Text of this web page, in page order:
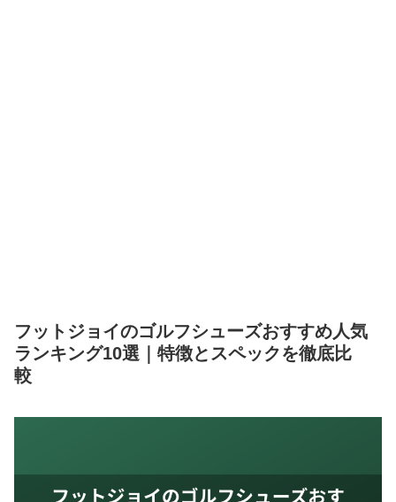
フットジョイのゴルフシューズおすすめ人気
ランキング10選｜特徴とスペックを徹底比
較